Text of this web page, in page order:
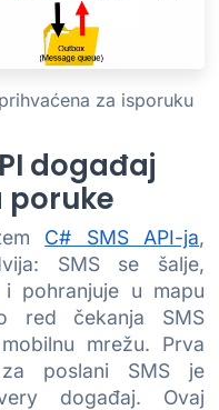
za isporuku
događaj
poruke
C# SMS API-ja,
SMS se šalje,
pohranjuje u mapu
red čekanja SMS
mrežu. Prva
poslani SMS je
događaj. Ovaj